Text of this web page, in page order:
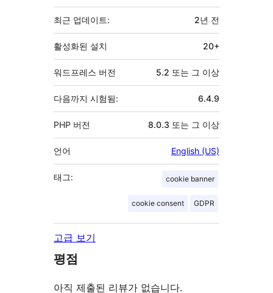
초
최근 업데이트: 2년 전
활성화된 설치 20+
워드프레스 버전 5.2 또는 그 이상
다음까지 시험됨: 6.4.9
PHP 버전 8.0.3 또는 그 이상
언어 English (US)
태그: cookie banner
cookie consent GDPR
고급 보기
평점
아직 제출된 리뷰가 없습니다.